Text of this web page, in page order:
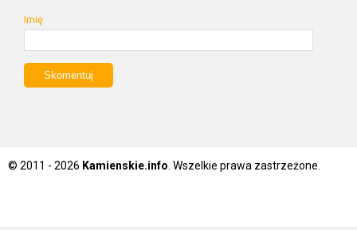
Imię
© 2011 - 2026 Kamienskie.info . Wszelkie prawa zastrzeżone.